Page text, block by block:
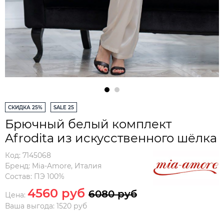
СКИДКА 25% SALE 25
Брючный белый комплект
Afrodita из искусственного шёлка
Код: 7145068
Бренд: Mia-Amore, Италия
Состав: ПЭ 100%
Цена: 4560 руб 6080 руб
Ваша выгода: 1520 руб